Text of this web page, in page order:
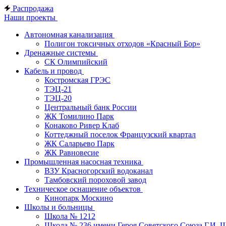
Распродажа
Наши проекты
Автономная канализация
Полигон токсичных отходов «Красный Бор»
Дренажные системы
СК Олимпийский
Кабель и провод
Костромская ГРЭС
ТЭЦ-21
ТЭЦ-20
Центральный банк России
ЖК Томилино Парк
Конаково Ривер Клаб
Коттеджный поселок Французский квартал
ЖК Саларьево Парк
ЖК Равновесие
Промышленная насосная техника
ВЗУ Красногорский водоканал
Тамбовский пороховой завод
Техническое оснащение объектов
Кинопарк Москино
Школы и больницы
Школа № 1212